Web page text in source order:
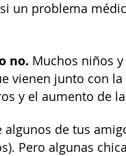
un problema
no. Muchos niños
vienen junto con
y el aumento de
de tus
Pero algunas